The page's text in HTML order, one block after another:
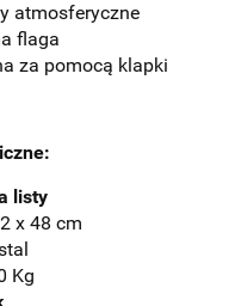
atmosferyczne
flaga
za pomocą klapki
listy
x 48 cm
Kg